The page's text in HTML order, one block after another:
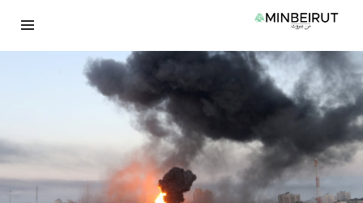
انتقل
المحتوى